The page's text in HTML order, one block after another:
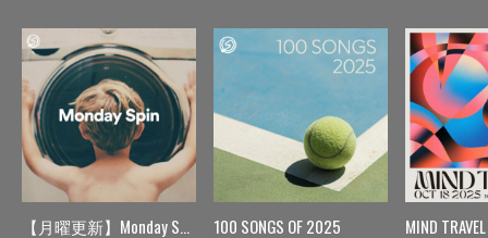
【月曜更新】Monday Spin 100 SONGS OF 2025 MIND TRAVEL